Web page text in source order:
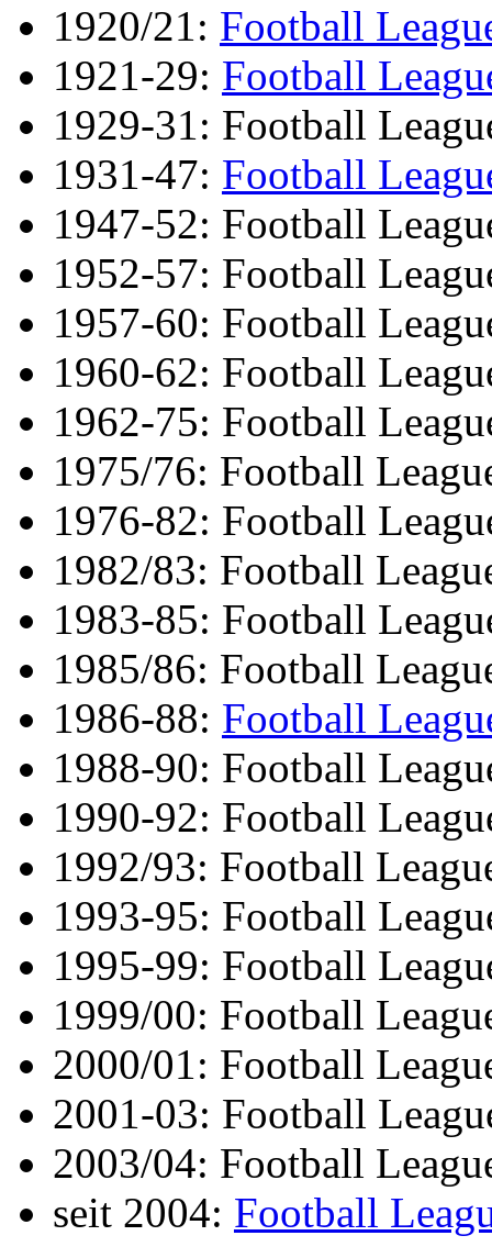
1920/21: Football
1921-29: Football
1929-31: Football
1931-47: Football
1947-52: Football
1952-57: Football
1957-60: Football
1960-62: Football
1962-75: Football
1975/76: Football
1976-82: Football
1982/83: Football
1983-85: Football
1985/86: Football
1986-88: Football
1988-90: Football
1990-92: Football
1992/93: Football
1993-95: Football
1995-99: Football
1999/00: Football
2000/01: Football
2001-03: Football
2003/04: Football
seit 2004: Football